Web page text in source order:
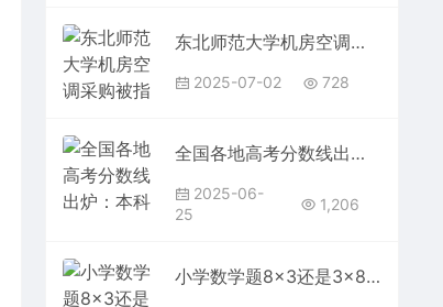
东北师范大学机房空调采购被指价高 学校：跟普通民用空调不一样
2025-07-02 728
全国各地高考分数线出炉：本科最低控制线340分！
2025-06-
25
1,206
小学数学题8×3还是3×8引热议 网红老师李永乐：并不显然相等